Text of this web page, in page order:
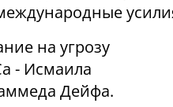
на угрозу
- Исмаила
Дейфа.